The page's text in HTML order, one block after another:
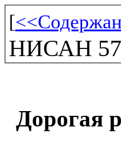
[
НИСАН
Дорогая